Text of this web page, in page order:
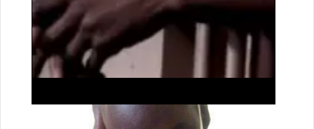
Le cri de détresse des populations de plusieurs villages situés